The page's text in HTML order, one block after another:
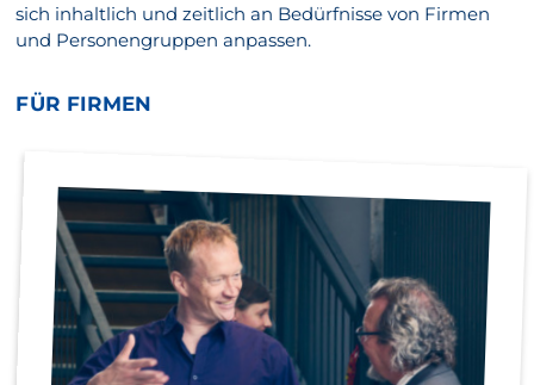
sich inhaltlich und zeitlich an Bedürfnisse von Firmen
und Personengruppen anpassen.
FÜR FIRMEN